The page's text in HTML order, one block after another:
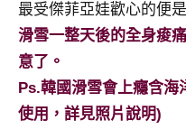
作
達
人
★
最受傑菲亞娃歡心的便是
滑雪一整天後的全身痠
意了。
Ps.韓國滑雪會上癮含
使用，詳見照片說明)